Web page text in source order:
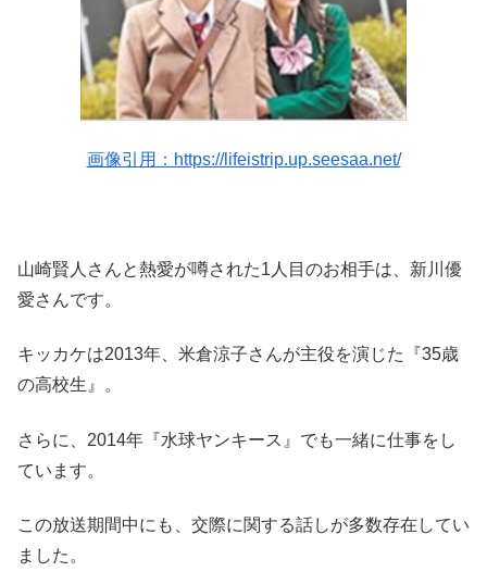
画像引用：https://lifeistrip.up.seesaa.net/
山崎賢人さんと熱愛が噂された1人目のお相手は、新川優
愛さんです。
キッカケは2013年、米倉涼子さんが主役を演じた『35歳
の高校生』。
さらに、2014年『水球ヤンキース』でも一緒に仕事をし
ています。
この放送期間中にも、交際に関する話しが多数存在してい
ました。